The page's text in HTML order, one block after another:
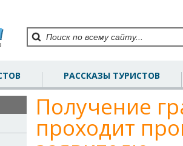
РАССКАЗЫ ТУРИСТОВ
Получение
проходит